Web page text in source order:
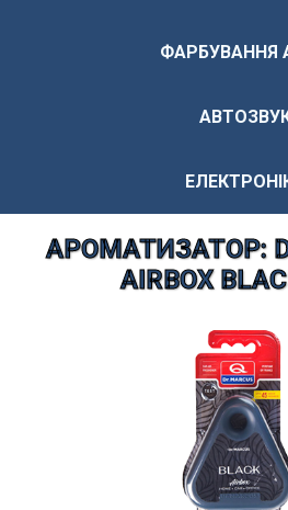
ФАРБУВАННЯ
АРОМАТИЗАТОР:
AIRBOX